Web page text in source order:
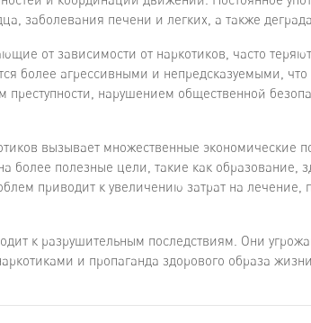
заболевания печени и легких, а также
от зависимости от наркотиков, часто
более агрессивными и непредсказуемыми,
нарушением общественной
вызывает множественные экономические
более полезные цели, такие как образование,
приводит к увеличению затрат на лечение,
к разрушительным последствиям. Они
и пропаганда здорового образа